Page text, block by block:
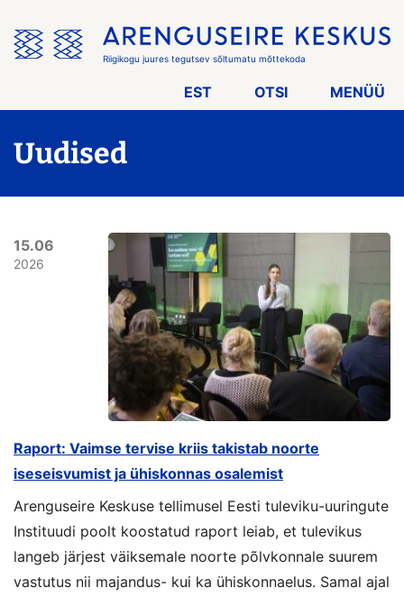
menüü
vahele
Riigikogu juures tegutsev sõltumatu mõttekoda
EST OTSI MENÜÜ
Uudised
15.06
2026
Raport: Vaimse tervise kriis takistab noorte
iseseisvumist ja ühiskonnas osalemist
Arenguseire Keskuse tellimusel Eesti tuleviku-uuringute
Instituudi poolt koostatud raport leiab, et tulevikus
langeb järjest väiksemale noorte põlvkonnale suurem
vastutus nii majandus- kui ka ühiskonnaelus. Samal ajal